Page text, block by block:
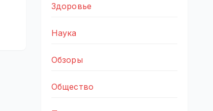
Здоровье
Наука
Обзоры
Общество